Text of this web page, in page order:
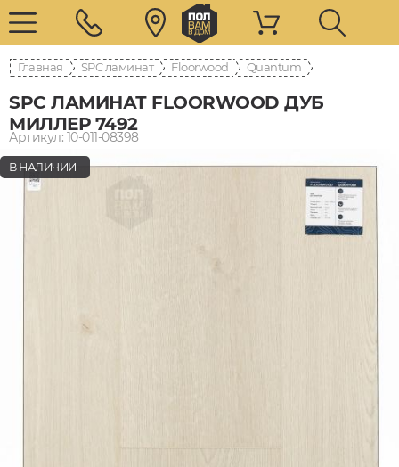
Главная SPC ламинат Floorwood Quantum
SPC ЛАМИНАТ FLOORWOOD ДУБ
МИЛЛЕР 7492
Артикул: 10-011-08398
В НАЛИЧИИ